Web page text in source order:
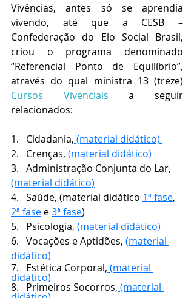
Vivências, antes só se aprendia
vivendo, até que a CESB –
Confederação do Elo Social Brasil,
criou o programa denominado
“Referencial Ponto de Equilíbrio”,
Cursos Vivenciais a seguir
relacionados:
1.   Cidadania, (material didático)
2.   Crenças, (material didático)
3.   Administração Conjunta do Lar,
(material didático)
4.   Saúde, (material didático 1ª fase,
2ª fase e 3ª fase)
5.   Psicologia, (material didático)
6.   Vocações e Aptidões, (material
didático)
7.   Estética Corporal, (material
didático)
8.   Primeiros Socorros, (material